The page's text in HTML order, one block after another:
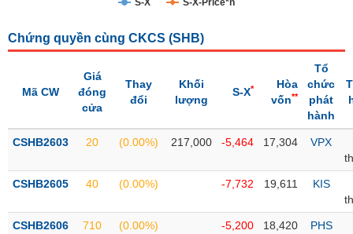
thái
thị
Niêm
Niêm
S-X S-X-Price*n
Chứng quyền cùng CKCS (SHB)
Mã CW
Giá
đóng
cửa
Thay
đổi
Khối
lượng
S-X*
Hòa
vốn**
Tổ
chức
phát
hành
CSHB2603 20 (0.00%) 217,000 -5,464 17,304
VPX
CSHB2605 40 (0.00%) -7,732 19,611
KIS
CSHB2606 710 (0.00%) -5,200 18,420 PHS
NGÀNH
NGHIỆP
PHIẾU